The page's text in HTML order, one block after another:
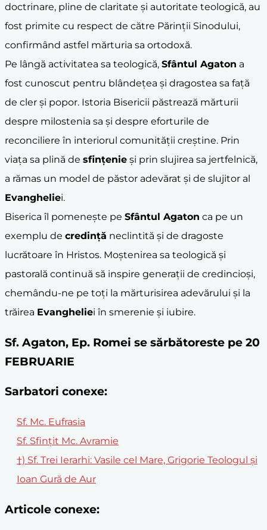
doctrinare, pline de claritate și autoritate teologică, au
fost primite cu respect de către Părinții Sinodului,
confirmând astfel mărturia sa ortodoxă.
Pe lângă activitatea sa teologică, Sfântul Agaton a
fost cunoscut pentru blândețea și dragostea sa față
de cler și popor. Istoria Bisericii păstrează mărturii
despre milostenia sa și despre eforturile de
reconciliere în interiorul comunității creștine. Prin
viața sa plină de sfințenie și prin slujirea sa jertfelnică,
a rămas un model de păstor adevărat și de slujitor al
Evangheliei.
Biserica îl pomenește pe Sfântul Agaton ca pe un
exemplu de credință neclintită și de dragoste
lucrătoare în Hristos. Moștenirea sa teologică și
pastorală continuă să inspire generații de credincioși,
chemându-ne pe toți la mărturisirea adevărului și la
trăirea Evangheliei în smerenie și iubire.
Sf. Agaton, Ep. Romei se sărbătoreste pe 20
FEBRUARIE
Sarbatori conexe:
Sf. Mc. Eufrasia
Sf. Sfinţit Mc. Avramie
†) Sf. Trei Ierarhi: Vasile cel Mare, Grigorie Teologul și
Ioan Gură de Aur
Articole conexe: